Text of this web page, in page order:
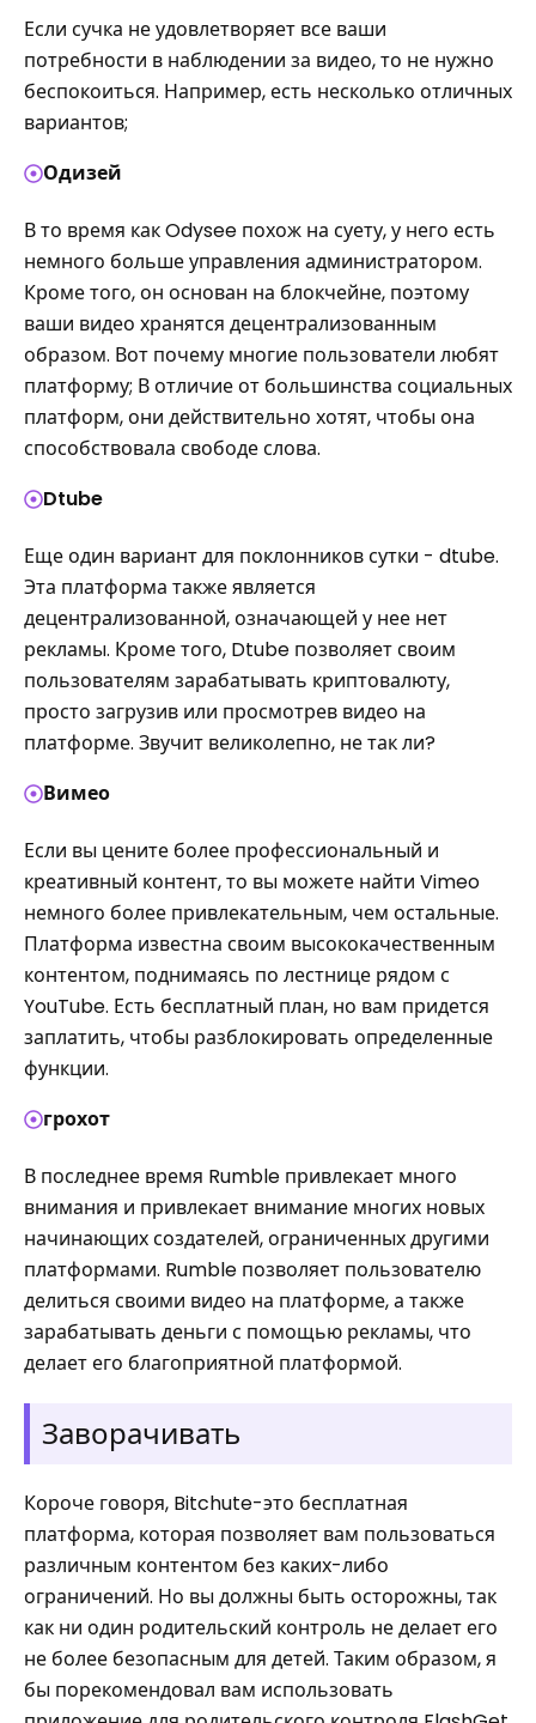
Если сучка не удовлетворяет все ваши
потребности в наблюдении за видео, то не нужно
беспокоиться. Например, есть несколько отличных
вариантов;
Одизей
В то время как Odysee похож на суету, у него есть
немного больше управления администратором.
Кроме того, он основан на блокчейне, поэтому
ваши видео хранятся децентрализованным
образом. Вот почему многие пользователи любят
платформу; В отличие от большинства социальных
платформ, они действительно хотят, чтобы она
способствовала свободе слова.
Dtube
Еще один вариант для поклонников сутки - dtube.
Эта платформа также является
децентрализованной, означающей у нее нет
рекламы. Кроме того, Dtube позволяет своим
пользователям зарабатывать криптовалюту,
просто загрузив или просмотрев видео на
платформе. Звучит великолепно, не так ли?
Вимео
Если вы цените более профессиональный и
креативный контент, то вы можете найти Vimeo
немного более привлекательным, чем остальные.
Платформа известна своим высококачественным
контентом, поднимаясь по лестнице рядом с
YouTube. Есть бесплатный план, но вам придется
заплатить, чтобы разблокировать определенные
функции.
грохот
В последнее время Rumble привлекает много
внимания и привлекает внимание многих новых
начинающих создателей, ограниченных другими
платформами. Rumble позволяет пользователю
делиться своими видео на платформе, а также
зарабатывать деньги с помощью рекламы, что
делает его благоприятной платформой.
Заворачивать
Короче говоря, Bitchute-это бесплатная
платформа, которая позволяет вам пользоваться
различным контентом без каких-либо
ограничений. Но вы должны быть осторожны, так
как ни один родительский контроль не делает его
не более безопасным для детей. Таким образом, я
бы порекомендовал вам использовать